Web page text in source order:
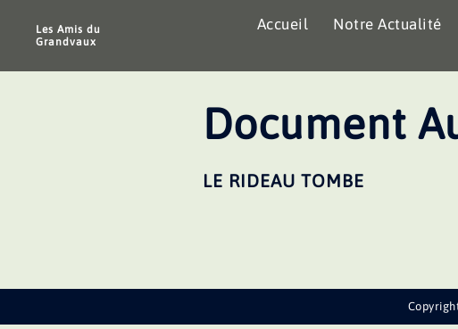
Les Amis du
Grandvaux
Accueil Notre Actualité
Document
LE RIDEAU TOMBE